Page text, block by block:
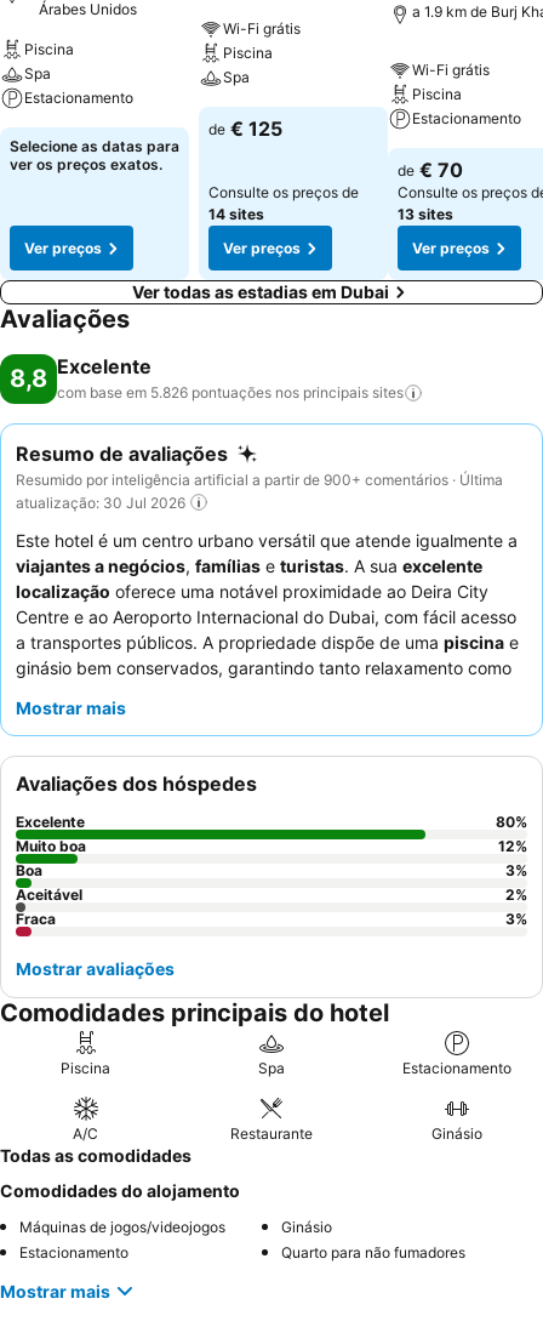
Árabes Unidos
Piscina
Spa
Estacionamento
Selecione as datas para
ver os preços exatos.
Ver preços
Wi-Fi grátis
Piscina
Spa
de € 125
Consulte os preços de
14 sites
Ver preços
a 1.9 km de Burj
Wi-Fi grátis
Piscina
Estacionamento
de € 70
Consulte os preços
13 sites
Ver preços
Ver todas as estadias em Dubai
Avaliações
8,8 Excelente
com base em 5.826 pontuações nos principais sites
Resumo de avaliações
Resumido por inteligência artificial a partir de 900+ comentários · Última
atualização: 30 Jul 2026
Este hotel é um centro urbano versátil que atende igualmente a
viajantes a negócios, famílias e turistas. A sua excelente
localização oferece uma notável proximidade ao Deira City
Centre e ao Aeroporto Internacional do Dubai, com fácil acesso
a transportes públicos. A propriedade dispõe de uma piscina e
ginásio bem conservados, garantindo tanto relaxamento como
caloroso e profissional, com o
uma estadia mais tranquila, os hóspedes são aconselhados a
solicitar um quarto virado para o jardim.
Mostrar mais
Avaliações dos hóspedes
Excelente 80%
Muito boa
12%
Boa
3%
Aceitável
2%
Fraca
3%
Mostrar avaliações
Comodidades principais do hotel
Piscina Spa Estacionamento
A/C Restaurante Ginásio
Todas as comodidades
Comodidades do alojamento
Máquinas de jogos/videojogos
Ginásio
Estacionamento
Quarto para não fumadores
Mostrar mais